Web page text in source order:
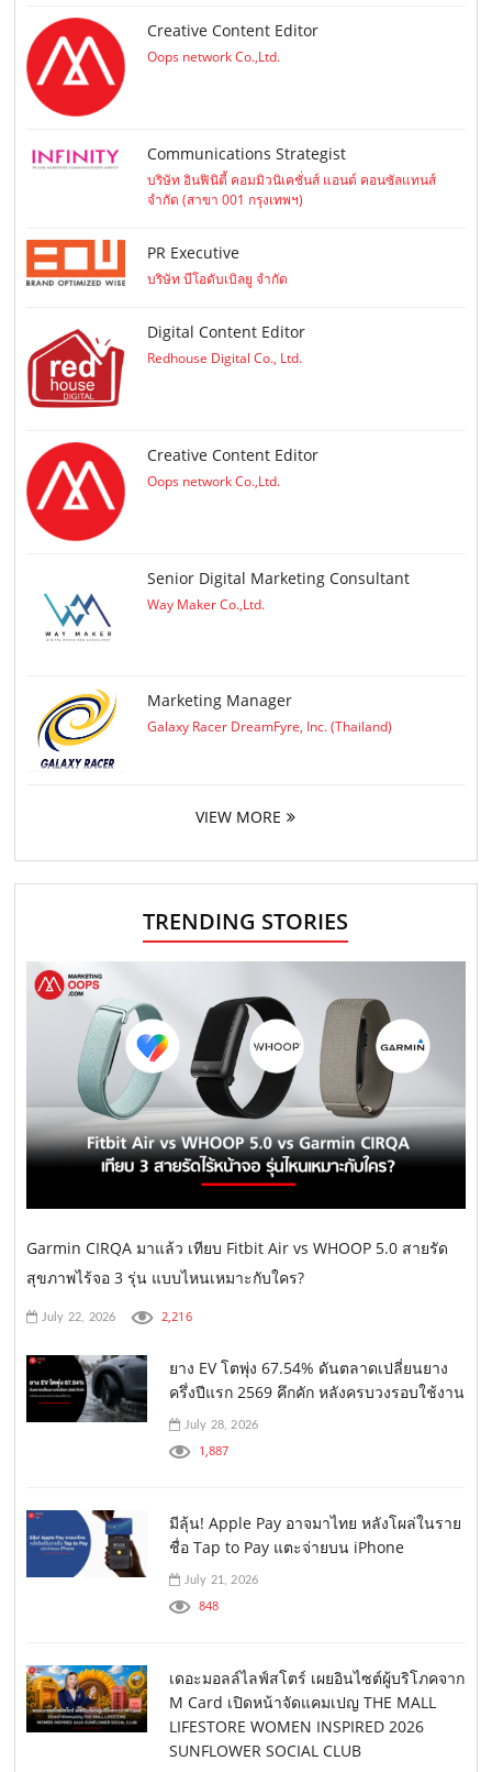
Creative Content Editor
Oops network Co.,Ltd.
Communications Strategist
บริษัท อินฟินิตี้ คอมมิวนิเคชั่นส์ แอนด์ คอนซัลแทนส์
จำกัด (สาขา 001 กรุงเทพฯ)
PR Executive
บริษัท บีโอดับเบิลยู จำกัด
Digital Content Editor
Redhouse Digital Co., Ltd.
Creative Content Editor
Oops network Co.,Ltd.
Senior Digital Marketing Consultant
Way Maker Co.,Ltd.
Marketing Manager
Galaxy Racer DreamFyre, Inc. (Thailand)
VIEW MORE
TRENDING STORIES
Garmin CIRQA มาแล้ว เทียบ Fitbit Air vs WHOOP 5.0 สายรัด
สุขภาพไร้จอ 3 รุ่น แบบไหนเหมาะกับใคร?
July 22, 2026 2,216
ยาง EV โตพุ่ง 67.54% ดันตลาดเปลี่ยนยาง
ครึ่งปีแรก 2569 คึกคัก หลังครบวงรอบใช้งาน
July 28, 2026
1,887
มีลุ้น! Apple Pay อาจมาไทย หลังโผล่ในราย
ชื่อ Tap to Pay แตะจ่ายบน iPhone
July 21, 2026
848
เดอะมอลล์ไลฟ์สโตร์ เผยอินไซต์ผู้บริโภคจาก
M Card เปิดหน้าจัดแคมเปญ THE MALL
LIFESTORE WOMEN INSPIRED 2026
SUNFLOWER SOCIAL CLUB